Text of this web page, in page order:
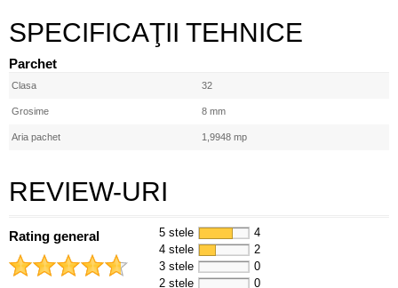
SPECIFICAŢII TEHNICE
Parchet
Clasa 32
Grosime 8 mm
Aria pachet 1,9948 mp
REVIEW-URI
Rating general 5 stele
4
4 stele
2
3 stele
0
2 stele
0